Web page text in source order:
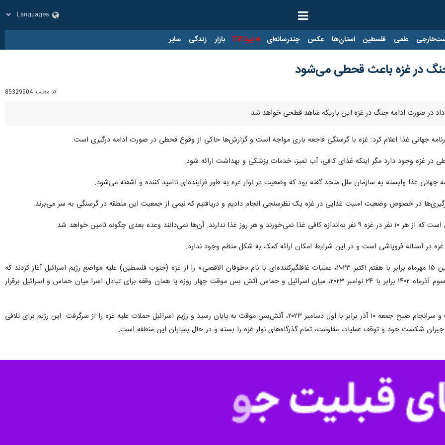
علمی فلسطین استان‌ها عکس چندرسانه‌ای ایرنا TV بازار زندگی سایر
جنگ در غزه باعث قحطی می‌شود
کد مطلب: 85329504